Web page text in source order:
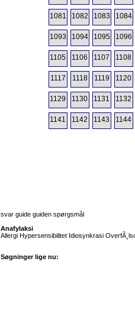
1081 1082 1083 1084
1093 1094 1095 1096
1105 1106 1107 1108
1117 1118 1119 1120
1129 1130 1131 1132
1141 1142 1143 1144
svar guide guiden spørgsmål
Anafylaksi
Allergi Hypersensibilitet Idiosynkrasi
Søgninger lige nu: